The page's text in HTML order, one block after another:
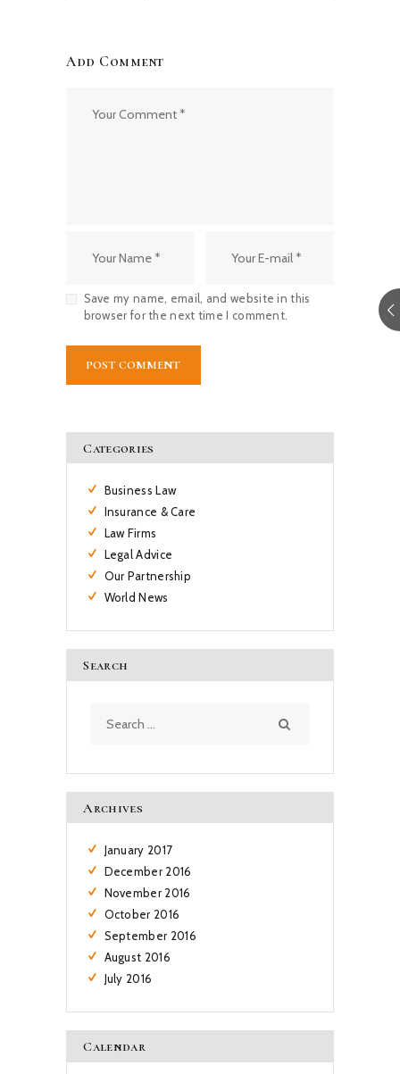
Add Comment
Save my name, email, and website in this
browser for the next time I comment.
Categories
Business Law
Insurance & Care
Law Firms
Legal Advice
Our Partnership
World News
Search
for:
Archives
January 2017
December 2016
November 2016
October 2016
September 2016
August 2016
July 2016
Calendar